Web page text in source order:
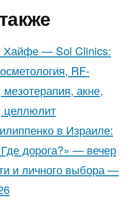
Хайфе — Sol Clinics:
RF-
акне,
целлюлит
в Израиле:
дорога?» — вечер
и личного выбора —